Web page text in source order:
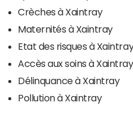
Crèches à Xaintray
Maternités à Xaintray
Etat des risques à
Accès aux soins à Xaintray
Délinquance à Xaintray
Pollution à Xaintray